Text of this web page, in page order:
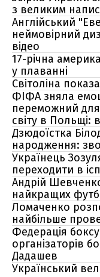
з великим
Англійський
неймовірний
відео
17-річна
у плаванні
Світоліна
ФІФА зняла
переможний для
світу в Польщі:
Дзюдоїстка
народження:
Українець
переходити в
Андрій
найкращих
Ломаченко
найбільше
Федерація
організаторів
Дадашев
Український